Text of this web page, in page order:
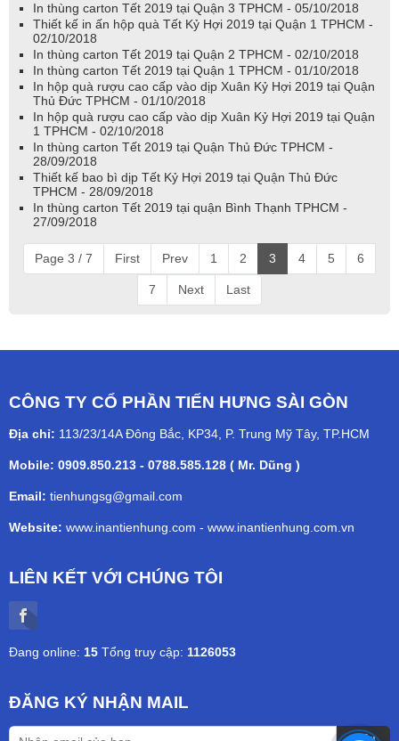
In thùng carton Tết 2019 tại Quận 3 TPHCM - 05/10/2018
Thiết kế in ấn hộp quà Tết Kỷ Hợi 2019 tại Quận 1 TPHCM -
02/10/2018
In thùng carton Tết 2019 tại Quận 2 TPHCM - 02/10/2018
In thùng carton Tết 2019 tại Quận 1 TPHCM - 01/10/2018
In hộp quà rượu cao cấp vào dịp Xuân Kỷ Hợi 2019 tại Quận
Thủ Đức TPHCM - 01/10/2018
In hộp quà rượu cao cấp vào dịp Xuân Kỷ Hợi 2019 tại Quận
1 TPHCM - 02/10/2018
In thùng carton Tết 2019 tại Quận Thủ Đức TPHCM -
28/09/2018
Thiết kế bao bì dịp Tết Kỷ Hợi 2019 tại Quận Thủ Đức
TPHCM - 28/09/2018
In thùng carton Tết 2019 tại quận Bình Thạnh TPHCM -
27/09/2018
Page 3 / 7 First Prev 1 2 3 4 5 6
7 Next Last
CÔNG TY CỔ PHẦN TIẾN HƯNG SÀI GÒN
Địa chỉ: 113/23/14A Đông Bắc, KP34, P. Trung Mỹ Tây, TP.HCM
Mobile: 0909.850.213 - 0788.585.128 ( Mr. Dũng )
Email: tienhungsg@gmail.com
Website: www.inantienhung.com - www.inantienhung.com.vn
LIÊN KẾT VỚI CHÚNG TÔI
Đang online: 15 Tổng truy cập: 1126053
ĐĂNG KÝ NHẬN MAIL